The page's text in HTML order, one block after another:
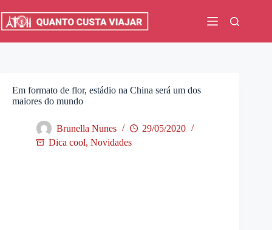
para
Em formato de flor, estádio na China será um dos
maiores do mundo
Brunella Nunes
29/05/2020
Dica cool, Novidades